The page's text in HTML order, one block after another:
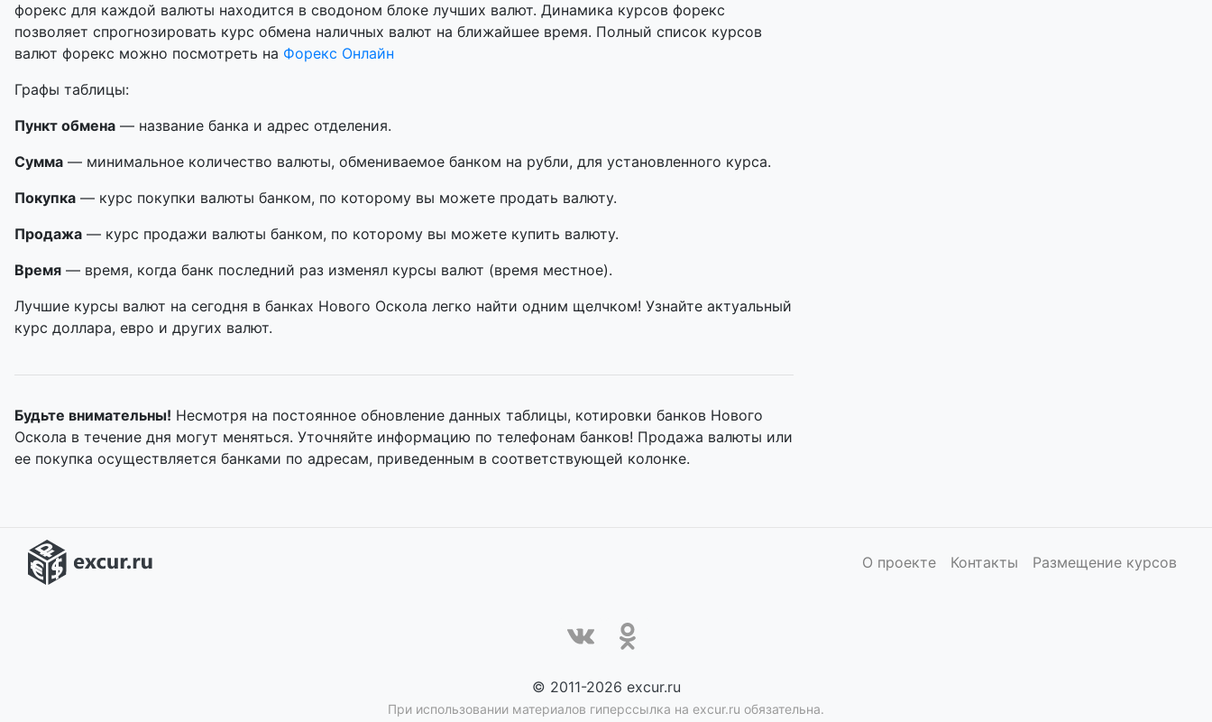
форекс для каждой валюты находится в сводоном блоке лучших валют. Динамика курсов форекс
позволяет спрогнозировать курс обмена наличных валют на ближайшее время. Полный список курсов
валют форекс можно посмотреть на Форекс Онлайн
Графы таблицы:
Пункт обмена — название банка и адрес отделения.
Сумма — минимальное количество валюты, обмениваемое банком на рубли, для установленного курса.
Покупка — курс покупки валюты банком, по которому вы можете продать валюту.
Продажа — курс продажи валюты банком, по которому вы можете купить валюту.
Время — время, когда банк последний раз изменял курсы валют (время местное).
Лучшие курсы валют на сегодня в банках Нового Оскола легко найти одним щелчком! Узнайте актуальный
курс доллара, евро и других валют.
Будьте внимательны! Несмотря на постоянное обновление данных таблицы, котировки банков Нового
Оскола в течение дня могут меняться. Уточняйте информацию по телефонам банков! Продажа валюты или
ее покупка осуществляется банками по адресам, приведенным в соответствующей колонке.
О проекте Контакты Размещение курсов
© 2011-2026 excur.ru
При использовании материалов гиперссылка на excur.ru обязательна.